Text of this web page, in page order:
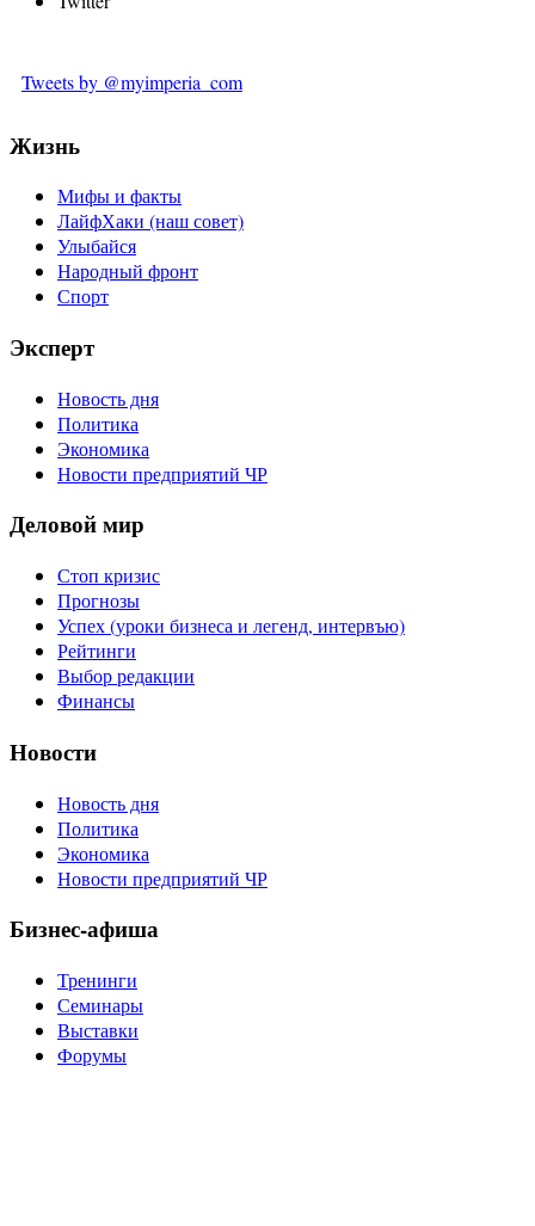
Tweets by @myimperia_com
Жизнь
Мифы и факты
ЛайфХаки (наш совет)
Улыбайся
Народный фронт
Спорт
Эксперт
Новость дня
Политика
Экономика
Новости предприятий ЧР
Деловой мир
Стоп кризис
Прогнозы
Успех (уроки бизнеса и легенд, интервъю)
Рейтинги
Выбор редакции
Финансы
Новости
Новость дня
Политика
Экономика
Новости предприятий ЧР
Бизнес-афиша
Тренинги
Семинары
Выставки
Форумы